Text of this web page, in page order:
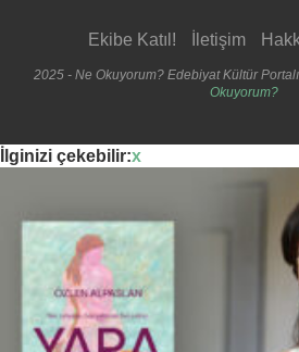
Ekibe Katıl! İletişim
2025 - Ne Okuyorum? Edebiyat Kültür Portalı
Okuyorum?
İlginizi çekebilir:x